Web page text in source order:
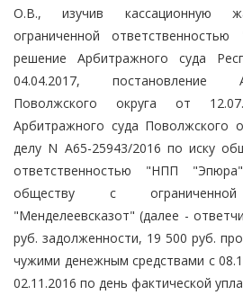
О.В., изучив кассационную
ограниченной
решение Арбитражного суда
04.04.2017, постановление
Поволжского округа от
Арбитражного суда Поволжского
делу N А65-25943/2016 по иску
ответственностью "НПП
обществу с ограниченной
"Менделеевсказот" (далее -
руб. задолженности, 19 500 руб.
чужими денежным средствами с
02.11.2016 по день фактической